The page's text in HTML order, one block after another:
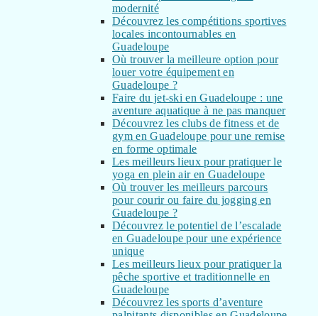
modernité
Découvrez les compétitions sportives
locales incontournables en
Guadeloupe
Où trouver la meilleure option pour
louer votre équipement en
Guadeloupe ?
Faire du jet-ski en Guadeloupe : une
aventure aquatique à ne pas manquer
Découvrez les clubs de fitness et de
gym en Guadeloupe pour une remise
en forme optimale
Les meilleurs lieux pour pratiquer le
yoga en plein air en Guadeloupe
Où trouver les meilleurs parcours
pour courir ou faire du jogging en
Guadeloupe ?
Découvrez le potentiel de l’escalade
en Guadeloupe pour une expérience
unique
Les meilleurs lieux pour pratiquer la
pêche sportive et traditionnelle en
Guadeloupe
Découvrez les sports d’aventure